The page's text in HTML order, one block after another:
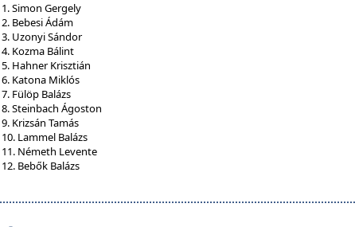
1. Simon Gergely
2. Bebesi Ádám
3. Uzonyi Sándor
4. Kozma Bálint
5. Hahner Krisztián
6. Katona Miklós
7. Fülöp Balázs
8. Steinbach Ágoston
9. Krizsán Tamás
10. Lammel Balázs
11. Németh Levente
12. Bebők Balázs